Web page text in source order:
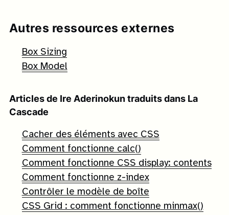
Autres ressources externes
Box Sizing
Box Model
Articles de Ire Aderinokuntraduits dans La
Cascade
Cacher des éléments avec CSS
Comment fonctionne calc()
Comment fonctionne CSS display: contents
Comment fonctionne z-index
Contrôler le modèle de boîte
CSS Grid : comment fonctionne minmax()